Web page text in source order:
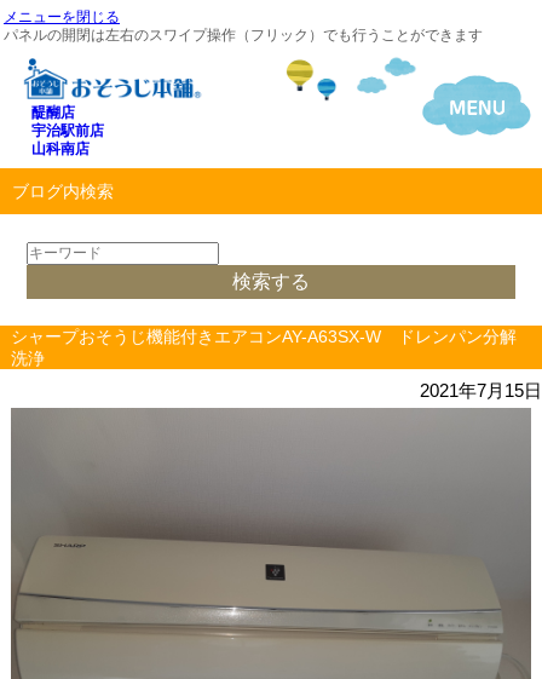
メニューを閉じる
パネルの開閉は左右のスワイプ操作（フリック）でも行うことができます
醍醐店
宇治駅前店
山科南店
ブログ内検索
シャープおそうじ機能付きエアコンAY-A63SX-W ドレンパン分解
洗浄
2021年7月15日